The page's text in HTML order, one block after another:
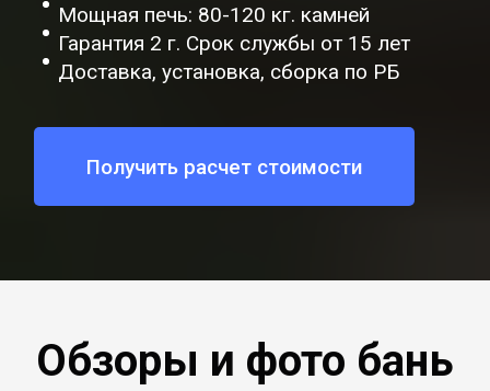
Мощная печь: 80-120 кг. камней
Гарантия 2 г. Срок службы от 15 лет
Доставка, установка, сборка по РБ
Получить расчет стоимости
Обзоры и фото бань